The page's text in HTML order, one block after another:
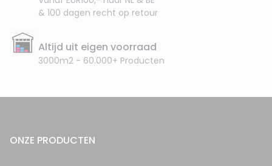
& 100 dagen recht op retour
Altijd uit eigen voorraad
3000m2 - 60.000+ Producten
ONZE PRODUCTEN